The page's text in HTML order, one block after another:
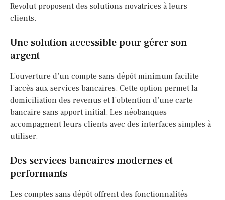
Revolut proposent des solutions novatrices à leurs
clients.
Une solution accessible pour gérer son
argent
L’ouverture d’un compte sans dépôt minimum facilite
l’accès aux services bancaires. Cette option permet la
domiciliation des revenus et l’obtention d’une carte
bancaire sans apport initial. Les néobanques
accompagnent leurs clients avec des interfaces simples à
utiliser.
Des services bancaires modernes et
performants
Les comptes sans dépôt offrent des fonctionnalités